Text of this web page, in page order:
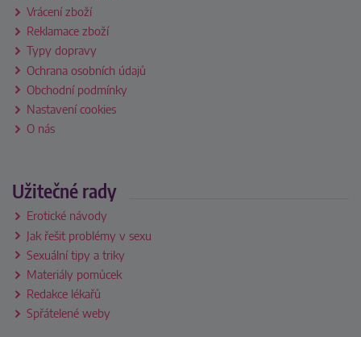
Vrácení zboží
Reklamace zboží
Typy dopravy
Ochrana osobních údajů
Obchodní podmínky
Nastavení cookies
O nás
Užitečné rady
Erotické návody
Jak řešit problémy v sexu
Sexuální tipy a triky
Materiály pomůcek
Redakce lékařů
Spřátelené weby